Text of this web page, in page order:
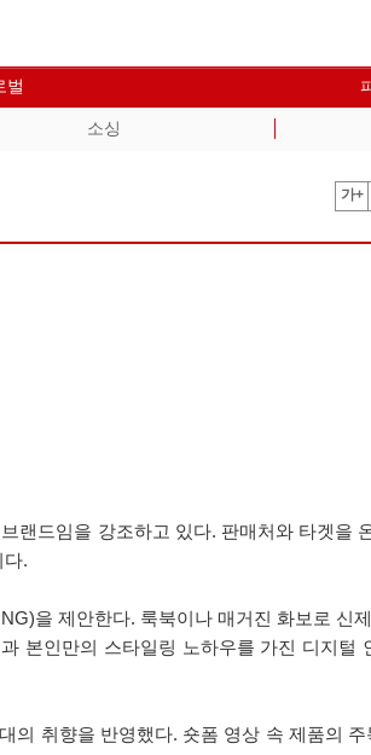
벌
소싱
가+
랜드임을 강조하고 있다. 판매처와 타겟을
다.
을 제안한다. 룩북이나 매거진 화보로 신
본인만의 스타일링 노하우를 가진 디지털
의 취향을 반영했다. 숏폼 영상 속 제품의